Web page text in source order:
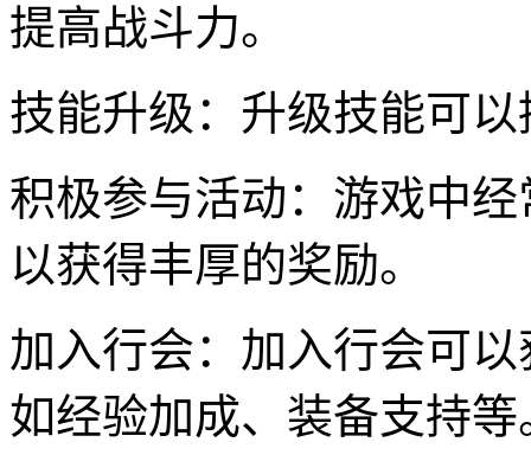
提高战斗力。
技能升级：升级技能可
积极参与活动：游戏中
以获得丰厚的奖励。
加入行会：加入行会可
如经验加成、装备支持等